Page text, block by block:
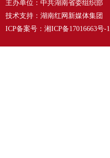
主办单位：中共湖南省委组织部
技术支持：湖南红网新媒体集团
ICP备案号： 湘ICP备17016663号-1